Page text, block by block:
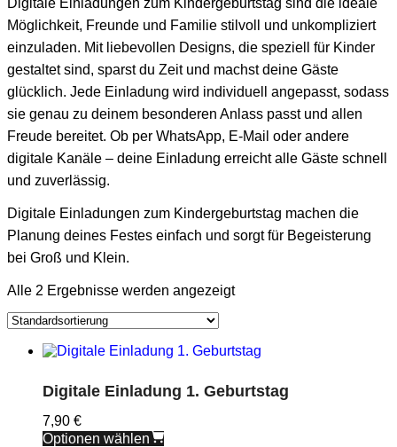
Digitale Einladungen zum Kindergeburtstag sind die ideale
Möglichkeit, Freunde und Familie stilvoll und unkompliziert
einzuladen. Mit liebevollen Designs, die speziell für Kinder
gestaltet sind, sparst du Zeit und machst deine Gäste
glücklich. Jede Einladung wird individuell angepasst, sodass
sie genau zu deinem besonderen Anlass passt und allen
Freude bereitet. Ob per WhatsApp, E-Mail oder andere
digitale Kanäle – deine Einladung erreicht alle Gäste schnell
und zuverlässig.
Digitale Einladungen zum Kindergeburtstag machen die
Planung deines Festes einfach und sorgt für Begeisterung
bei Groß und Klein.
Alle 2 Ergebnisse werden angezeigt
Digitale Einladung 1. Geburtstag
7,90 €
Optionen wählen